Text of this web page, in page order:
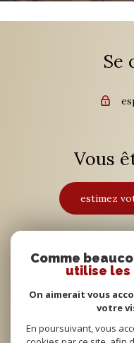
Se
Vous
estimez
Comme
utilise les
On aimerait vous
votre
En poursuivant, vous